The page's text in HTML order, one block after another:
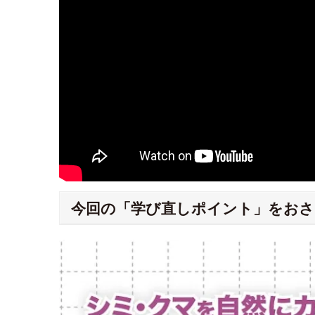
今回の「学び直しポイント」をお